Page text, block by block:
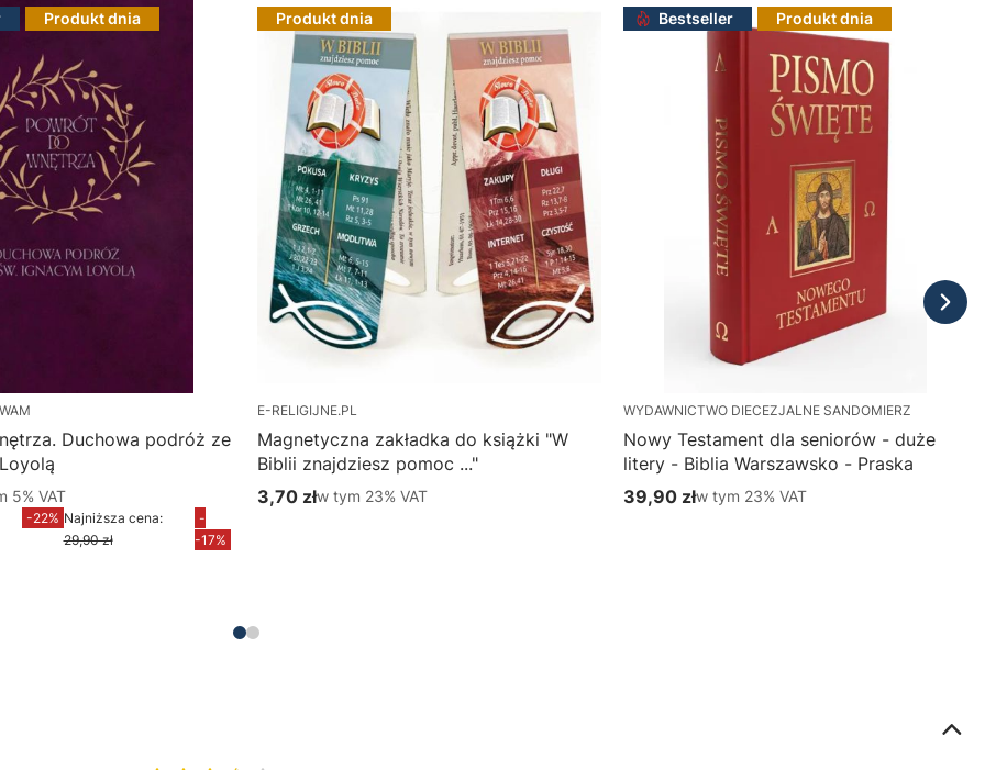
Produkt dnia
Duchowa podróż ze
brutto
%s VAT
5% VAT
-22% Najniższa cena:
29,90 zł
-
-17%
Produkt dnia
E-RELIGIJNE.PL
Magnetyczna zakładka do książki "W
Biblii znajdziesz pomoc ..."
Cena brutto
3,70 złw tym %s VAT
w tym 23% VAT
Bestseller Produkt dnia
WYDAWNICTWO DIECEZJALNE SANDOMIERZ
Nowy Testament dla seniorów - duże
litery - Biblia Warszawsko - Praska
Cena brutto
39,90 złw tym %s VAT
w tym 23% VAT